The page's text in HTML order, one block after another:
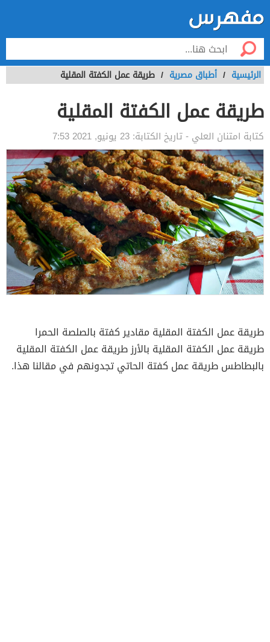
الرئيسية / أطباق مصرية / طريقة عمل الكفتة المقلية
طريقة عمل الكفتة المقلية
كتابة امتنان العلي - تاريخ الكتابة: 23 يونيو, 2021 7:53
طريقة عمل الكفتة المقلية مقادير كفتة بالصلصة الحمرا
طريقة عمل الكفتة المقلية بالأرز طريقة عمل الكفتة المقلية
بالبطاطس طريقة عمل كفتة الحاتي تجدونهم في مقالنا هذا.